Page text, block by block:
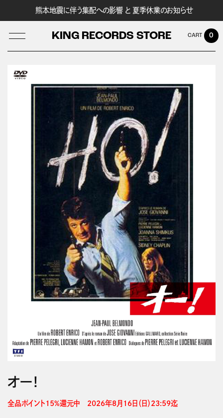
熊本地震に伴う集配への影響 と 夏季休業のお知らせ
KING RECORDS STORE
LOG IN
0
オー！
全品ポイント15%還元中　2026年8月16日（日）23:59迄